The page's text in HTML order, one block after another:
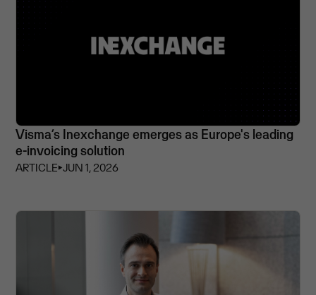
Visma’s Inexchange emerges as Europe's leading
e-invoicing solution
ARTICLE⏵JUN 1, 2026